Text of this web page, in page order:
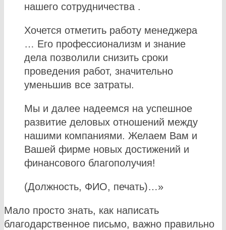
нашего сотрудничества .
Хочется отметить работу менеджера
… Его профессионализм и знание
дела позволили снизить сроки
проведения работ, значительно
уменьшив все затраты.
Мы и далее надеемся на успешное
развитие деловых отношений между
нашими компаниями. Желаем Вам и
Вашей фирме новых достижений и
финансового благополучия!
(Должность, ФИО, печать)…»
Мало просто знать, как написать
благодарственное письмо, важно правильно